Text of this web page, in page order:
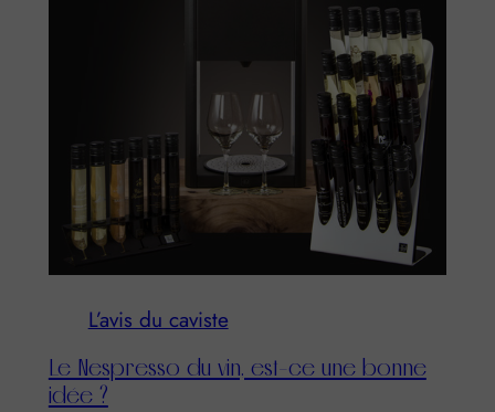
L’avis du caviste
Le Nespresso du vin, est-ce une bonne
idée ?